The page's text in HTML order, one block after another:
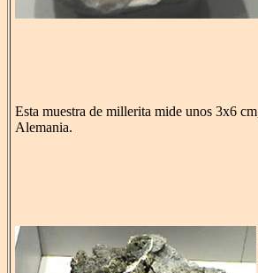
Esta muestra de millerita mide unos 3x6
Alemania.